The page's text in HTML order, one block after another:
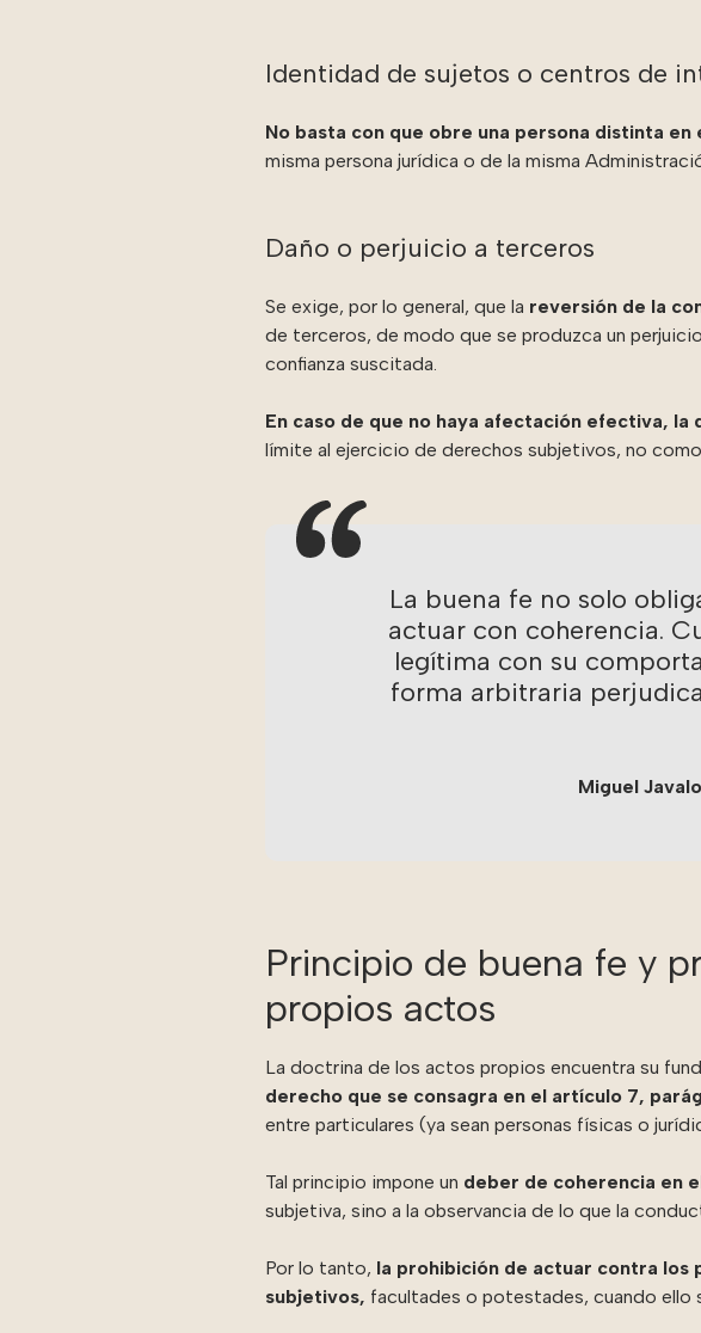
Identidad de sujetos o centros de
No basta con que obre una persona distinta
misma persona jurídica o de la misma
Daño o perjuicio a terceros
Se exige, por lo general, que la reversión de la
de terceros, de modo que se produzca un
confianza suscitada.
En caso de que no haya afectación efectiva,
límite al ejercicio de derechos subjetivos, no
La buena fe no solo
actuar con coherencia.
legítima con su
forma arbitraria
Miguel
Principio de buena fe y
propios actos
La doctrina de los actos propios encuentra su
derecho que se consagra en el artículo 7,
entre particulares (ya sean personas físicas o
Tal principio impone un deber de coherencia en
subjetiva, sino a la observancia de lo que la
Por lo tanto, la prohibición de actuar contra los
subjetivos, facultades o potestades, cuando ello